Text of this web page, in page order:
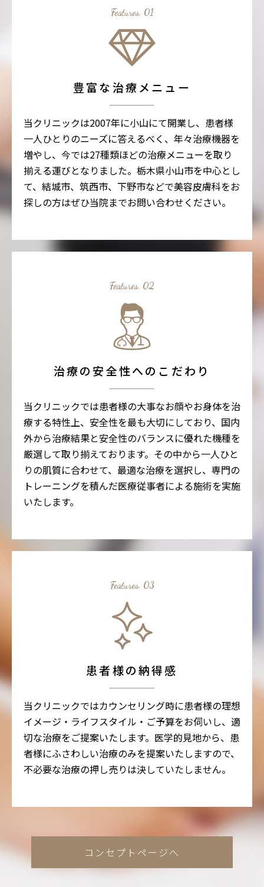
Features. 01
豊富な治療メニュー
当クリニックは2007年に小山にて開業し、患者様
一人ひとりのニーズに答えるべく、年々治療機器を
増やし、今では27種類ほどの治療メニューを取り
揃える運びとなりました。栃木県小山市を中心とし
て、結城市、筑西市、下野市などで美容皮膚科をお
探しの方はぜひ当院までお問い合わせください。
Features. 02
治療の安全性へのこだわり
当クリニックでは患者様の大事なお顔やお身体を治
療する特性上、安全性を最も大切にしており、国内
外から治療結果と安全性のバランスに優れた機種を
厳選して取り揃えております。その中から一人ひと
りの肌質に合わせて、最適な治療を選択し、専門の
トレーニングを積んだ医療従事者による施術を実施
いたします。
Features. 03
患者様の納得感
当クリニックではカウンセリング時に患者様の理想
イメージ・ライフスタイル・ご予算をお伺いし、適
切な治療をご提案いたします。医学的見地から、患
者様にふさわしい治療のみを提案いたしますので、
不必要な治療の押し売りは決していたしません。
コンセプトページへ